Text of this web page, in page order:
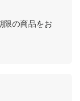
限の商品をお